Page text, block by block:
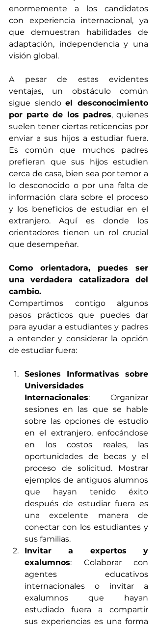
enormemente a los candidatos
con experiencia internacional, ya
que demuestran habilidades de
adaptación, independencia y una
visión global.
A pesar de estas evidentes
ventajas, un obstáculo común
sigue siendo el desconocimiento
por parte de los padres, quienes
suelen tener ciertas reticencias por
enviar a sus hijos a estudiar fuera.
Es común que muchos padres
prefieran que sus hijos estudien
cerca de casa, bien sea por temor a
lo desconocido o por una falta de
información clara sobre el proceso
y los beneficios de estudiar en el
extranjero. Aquí es donde los
orientadores tienen un rol crucial
que desempeñar.
Como orientadora, puedes ser
una verdadera catalizadora del
cambio.
Compartimos contigo algunos
pasos prácticos que puedes dar
para ayudar a estudiantes y padres
a entender y considerar la opción
de estudiar fuera:
Sesiones Informativas sobre
Universidades
Internacionales: Organizar
sesiones en las que se hable
sobre las opciones de estudio
en el extranjero, enfocándose
en los costos reales, las
oportunidades de becas y el
proceso de solicitud. Mostrar
ejemplos de antiguos alumnos
que hayan tenido éxito
después de estudiar fuera es
una excelente manera de
conectar con los estudiantes y
sus familias.
Invitar a expertos y
exalumnos: Colaborar con
agentes educativos
internacionales o invitar a
exalumnos que hayan
estudiado fuera a compartir
sus experiencias es una forma